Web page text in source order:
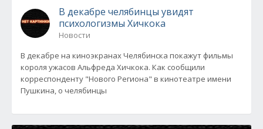
В декабре челябинцы увидят
психологизмы Хичкока
Новости
В декабре на киноэкранах Челябинска покажут фильмы
короля ужасов Альфреда Хичкока. Как сообщили
корреспонденту "Нового Региона" в кинотеатре имени
Пушкина, о челябинцы